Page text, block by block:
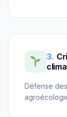
3.
Défense